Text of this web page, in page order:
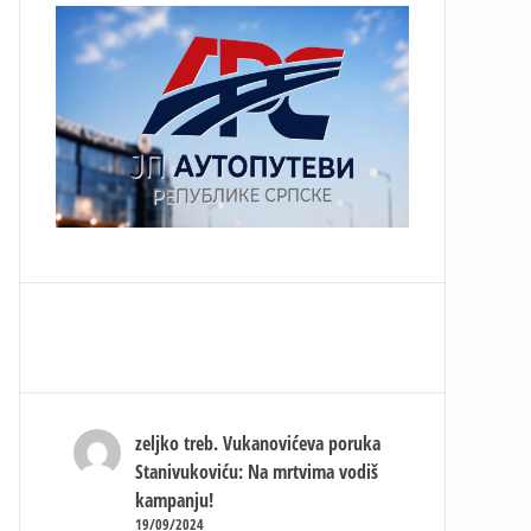
zeljko treb. Vukanovićeva poruka
Stanivukoviću: Na mrtvima vodiš
kampanju!
19/09/2024